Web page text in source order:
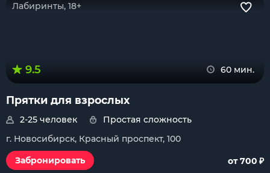
Лабиринты, 18+
9.5 60 мин.
Прятки для взрослых
2-25 человек
Простая сложность
г. Новосибирск, Красный проспект, 100
Забронировать
от 700 ₽